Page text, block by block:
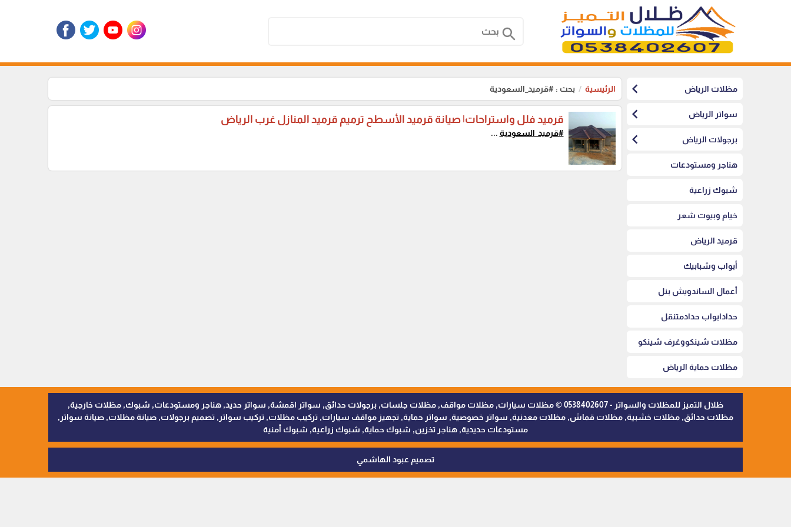
search
مظلات الرياض chevron_left
سواتر الرياض chevron_left
برجولات الرياض chevron_left
هناجر ومستودعات
شبوك زراعية
خيام وبيوت شعر
قرميد الرياض
أبواب وشبابيك
أعمال الساندويش بنل
حدادابواب حدادمتنقل
مظلات شينكووغرف شينكو
مظلات حماية الرياض
الرئيسية بحث : #قرميد_السعودية
قرميد فلل واستراحات| صيانة قرميد الأسطح ترميم قرميد المنازل غرب الرياض
#قرميد_السعودية ...
ظلال التميز للمظلات والسواتر - 0538402607 © مظلات سيارات, مظلات مواقف, مظلات جلسات, برجولات حدائق, سواتر اقمشة, سواتر حديد, هناجر ومستودعات, شبوك, مظلات خارجية,
مظلات حدائق, مظلات خشبية, مظلات قماش, مظلات معدنية, سواتر خصوصية, سواتر حماية, تجهيز مواقف سيارات, تركيب مظلات, تركيب سواتر, تصميم برجولات, صيانة مظلات, صيانة سواتر,
مستودعات حديدية, هناجر تخزين, شبوك حماية, شبوك زراعية, شبوك أمنية
تصميم عبود الهاشمي